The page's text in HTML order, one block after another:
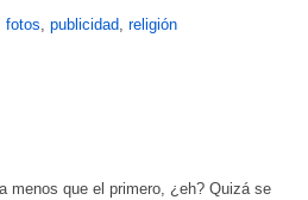
fotos, publicidad, religión
menos que el primero, ¿eh? Quizá se